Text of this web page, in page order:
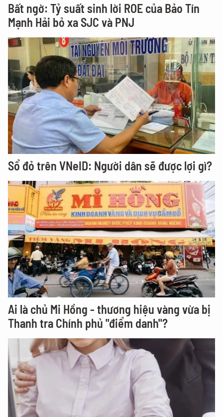
Bất ngờ: Tỷ suất sinh lời ROE của Bảo Tín
Mạnh Hải bỏ xa SJC và PNJ
Sổ đỏ trên VNeID: Người dân sẽ được lợi gì?
Ai là chủ Mi Hồng - thương hiệu vàng vừa bị
Thanh tra Chính phủ "điểm danh"?